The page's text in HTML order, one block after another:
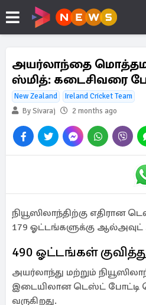
அயர்லாந்தை
ஸ்மித்: கடைசிவரை
New Zealand
Ireland Cricket Team
By Sivaraj
2 months ago
நியூஸிலாந்திற்கு எதிரான
179 ஓட்டங்களுக்கு
490 ஓட்டங்கள்
அயர்லாந்து மற்றும்
இடையிலான டெஸ்ட் போட்டி
வருகிறது.